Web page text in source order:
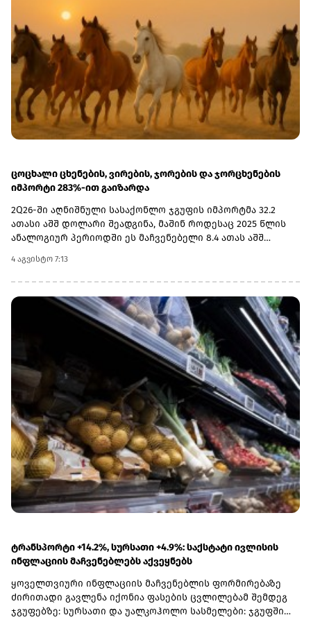
ცოცხალი ცხენების, ვირების, ჯორების და ჯორცხენების
იმპორტი 283%-ით გაიზარდა
2Q26-ში აღნიშნული სასაქონლო ჯგუფის იმპორტმა 32.2
ათასი აშშ დოლარი შეადგინა, მაშინ როდესაც 2025 წლის
ანალოგიურ პერიოდში ეს მაჩვენებელი 8.4 ათას აშშ
მონაცემთა ბაზის მიხედვით, აღნიშნულ კატეგორიაში
საქართველოდან ექსპორტი არცერთ კვარტალში არ
საქონელზეა დამოკიდებული.
4 აგვისტო 7:13
ტრანსპორტი +14.2%, სურსათი +4.9%: საქსტატი ივლისის
ინფლაციის მაჩვენებლებს აქვეყნებს
ყოველთვიური ინფლაციის მაჩვენებლის ფორმირებაზე
ძირითადი გავლენა იქონია ფასების ცვლილებამ შემდეგ
ჯგუფებზე: სურსათი და უალკოჰოლო სასმელები: ჯგუფში